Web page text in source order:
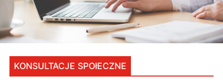
KONSULTACJE SPOłECZNE